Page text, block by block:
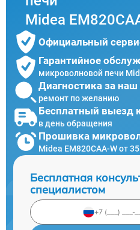
Midea
Официальный
Гарантийное
микроволновой печи
Диагностика за наш
ремонт по желанию
Бесплатный выезд
в день обращения
Прошивка
Midea EM820CAA-W от
Бесплатная
специалистом